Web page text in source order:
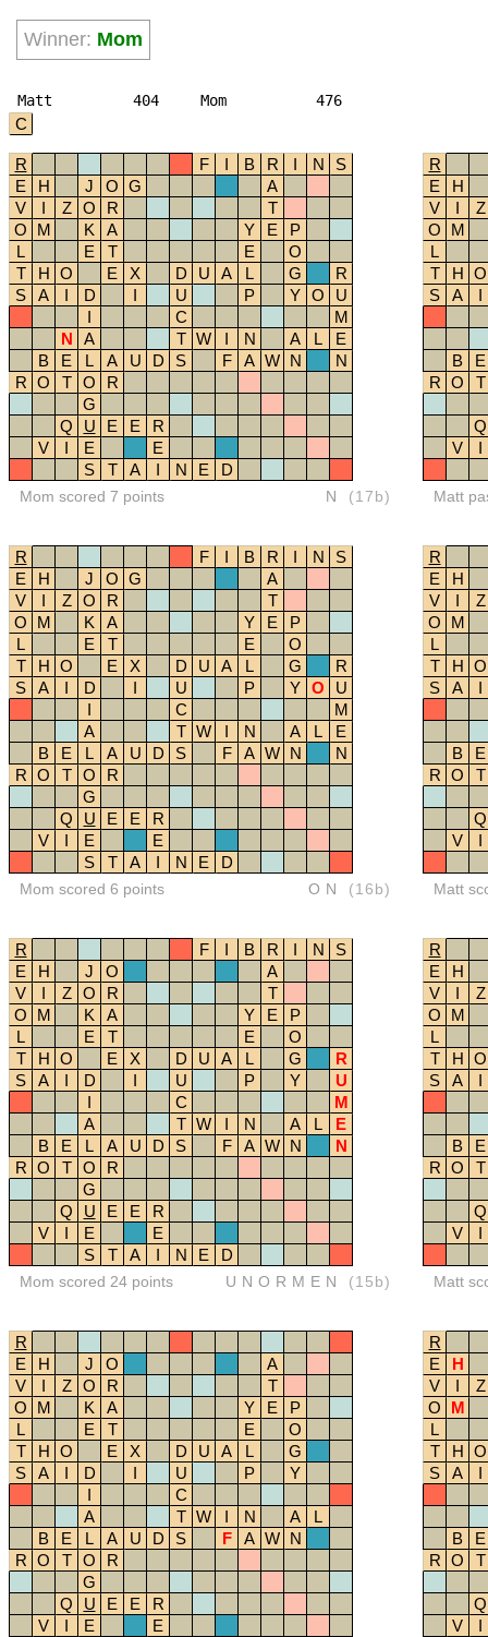
Winner: Mom
Matt 404
C
Mom 476
R F I B R I N
S
E
H J O G
A
V
I Z O R
T
O
M K A Y E
P
L
E T E
O
T
H O E X D U A L G
R
S
A I D I U P Y O
U
I
C
M
N
A T W I N A L
E
B
E L A U D S F A W N
N
R O T O
R
G
Q
U E E
R
V
I E
E
S
T A I N E D
Mom scored 7 points N (17b)
R
E
H
V
I
Z
O
M
L
T
H O
S
A I
B
E
R O T
Q
V
I
Matt
R F I B R I N
S
E
H J O G
A
V
I Z O R
T
O
M K A Y E
P
L
E T E
O
T
H O E X D U A L G
R
S
A I D I U P Y O
U
I
C
M
A
T W I N A L
E
B
E L A U D S F A W N
N
R O T O
R
G
Q
U E E
R
V
I E
E
S
T A I N E D
Mom scored 6 points ON (16b)
R
E
H
V
I
Z
O
M
L
T
H O
S
A I
B
E
R O T
Q
V
I
Matt
R F I B R I N
S
E
H J O
A
V
I Z O R
T
O
M K A Y E
P
L
E T E
O
T
H O E X D U A L G
R
S
A I D I U P Y
U
I
C
M
A
T W I N A L
E
B
E L A U D S F A W N
N
R O T O
R
G
Q
U E E
R
V
I E
E
S
T A I N E D
Mom scored 24 points UNORMEN (15b)
R
E
H
V
I
Z
O
M
L
T
H O
S
A I
B
E
R O T
Q
V
I
Matt
R
E
H J O
A
V
I Z O R
T
O
M K A Y E
P
L
E T E
O
T
H O E X D U A L
G
S
A I D I U P
Y
I
C
A
T W I N A
L
B
E L A U D S F A W N
R O T O
R
G
Q
U E E
R
V
I E
E
R
E
H
V
I
Z
O
M
L
T
H O
S
A I
B
E
R O T
Q
V
I